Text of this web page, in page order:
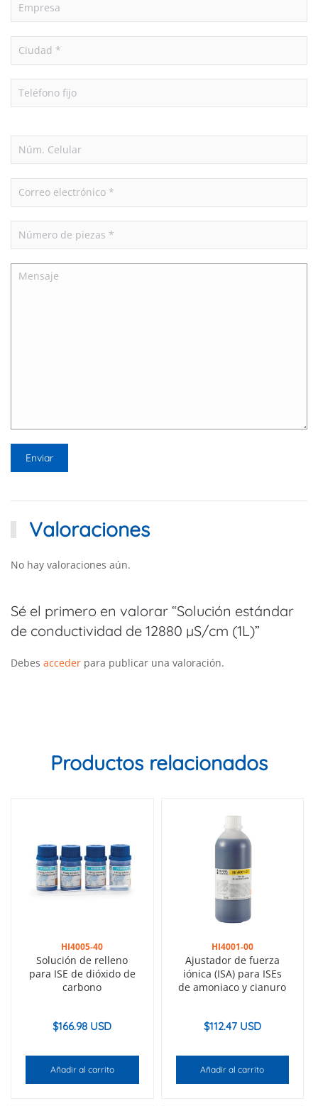
Valoraciones
No hay valoraciones aún.
Sé el primero en valorar “Solución estándar
de conductividad de 12880 µS/cm (1L)”
Debes acceder para publicar una valoración.
Productos relacionados
HI4005-40
Solución de relleno
para ISE de dióxido de
carbono
$166.98 USD
Añadir al carrito
HI4001-00
Ajustador de fuerza
iónica (ISA) para ISEs
de amoniaco y cianuro
$112.47 USD
Añadir al carrito